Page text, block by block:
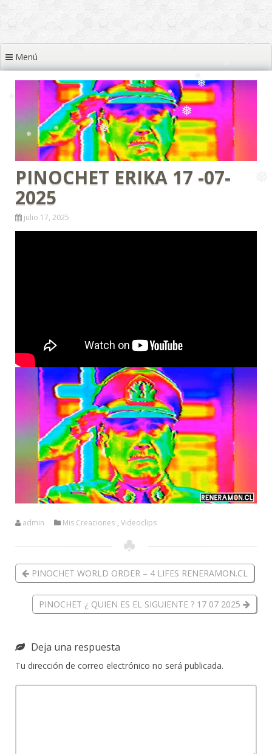
❅ ❅
❅
❅
❅
❅ ❅
❅
❅
❅
❅
❅
❅
❅
❅
Menú
PINOCHET ERIKA 17 -07-
2025
julio 17, 2025
admin Mis Creaciones , Videoclips
PINOCHET WORLD ORDER – 4 LIFES RENERAMON.CL
PINOCHET ¿ QUIEN ES EL SIGUIENTE ? 17 07 2025
Deja una respuesta
Tu dirección de correo electrónico no será publicada.